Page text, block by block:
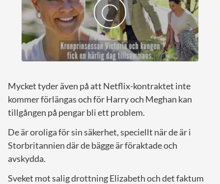
Mycket tyder även på att Netflix-kontraktet inte
kommer förlängas och för Harry och Meghan kan
tillgången på pengar bli ett problem.
De är oroliga för sin säkerhet, speciellt när de är i
Storbritannien där de bägge är föraktade och
avskydda.
Sveket mot salig drottning Elizabeth och det faktum